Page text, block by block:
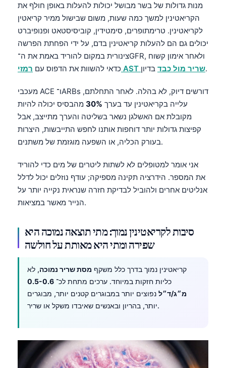
מנות גדולות של בשר מבושל יכולות להעלות באופן חולף את
הקריאטינין למשך כמה שעות, משום שבישול ממיר קריאטין
לקריאטינין. טרימתופרים, סימטידין, קוביסיסטאט ופנופיברט
יכולים גם הם להעלות קריאטינין בדם, על ידי הפחתת הפרשה
צינורית במקום להוריד באמת את ה־GFR, ולאחר אימון קשוח
כדאי להשוות את הדפוס עם
רמזי AST שריר מול כבדבדיון.
מעכבי ACE ו־ARBs דורשים דיוק, לא בהלה. לאחר התחלתם,
עלייה בקריאטינין עד בערך 30% מהבסיס יכולה להיות
מקובלת אם האשלגן נשאר בשליטה והערך מתייצב, אבל
קפיצות גדולות יותר דוחפות אותנו לחפש התייבשות, היצרות
בעורק הכליה, או השפעה מוגזמת של משתנים.
אני אומר למטופלים לא לשתות ליטרים של מים כדי להוריד
את המספר. הידרציה תקינה מספיקה; עודף נוזלים יכול לדלל
אנליטים אחרים ולהוביל לבדיקת חזרה שנראית נקייה יותר על
הנייר מאשר במציאות.
סיבות לקריאטינין נמוך: מתי תוצאה נמוכה היא
שפירה ומתי היא מאותת על חולשה
קריאטינין נמוך בדרך כלל משקף מסת שריר נמוכה, לא
כליות חזקות במיוחד. ערכים מתחת לכ־ 0.5-0.6
מ״ג/ד״ל נפוצים יותר במבוגרים קטנים יותר, מבוגרים
יותר, בהריון ובאנשים שאיבדו משקל או שריר.